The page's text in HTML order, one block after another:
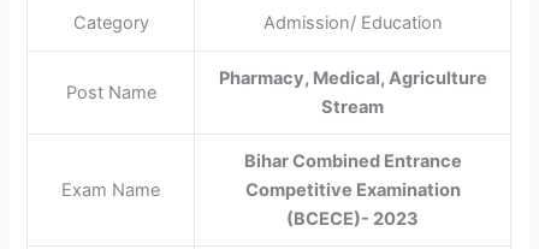
Category Admission/ Education
Post Name
Pharmacy, Medical, Agriculture
Stream
Exam Name
Bihar Combined Entrance
Competitive Examination
(BCECE)- 2023